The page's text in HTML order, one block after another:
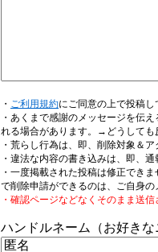
・ ご利用規約にご同意の上で投稿し
・あくまで感謝のメッセージを伝
れる場合があります。→どうしても
・荒らし行為は、即、削除対象＆ア
・違法な内容の書き込みは、即、通
・一度掲載された投稿は修正でき
で削除申請ができるのは、ご自身の
・確認ページなどなくそのまま送信
ハンドルネーム（お好きな